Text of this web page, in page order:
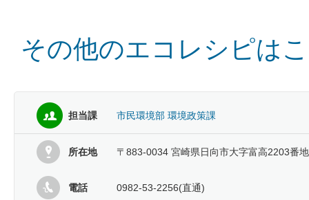
その他のエコレシピは
担当課 市民環境部 環境政策課
所在地 〒883-0034 宮崎県日向市大字富高2203番
電話 0982-53-2256(直通)